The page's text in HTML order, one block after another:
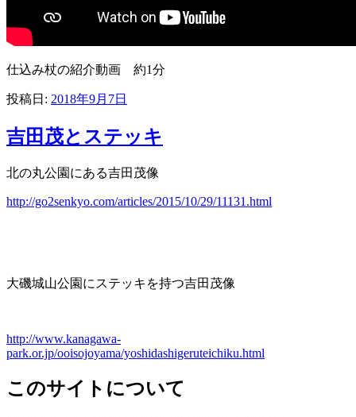
仕込み杖の紹介動画 約1分
投稿日: 2018年9月7日
吉田茂とステッキ
北の丸公園にある吉田茂像
http://go2senkyo.com/articles/2015/10/29/11131.html
大磯城山公園にステッキを持つ吉田茂像
http://www.kanagawa-
park.or.jp/ooisojoyama/yoshidashigeruteichiku.html
このサイトについて